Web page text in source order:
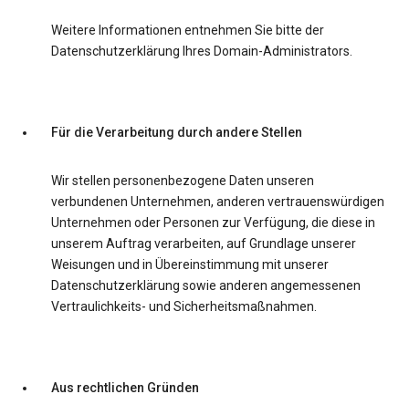
Weitere Informationen entnehmen Sie bitte der
Datenschutzerklärung Ihres Domain-Administrators.
Für die Verarbeitung durch andere Stellen
Wir stellen personenbezogene Daten unseren
verbundenen Unternehmen, anderen vertrauenswürdigen
Unternehmen oder Personen zur Verfügung, die diese in
unserem Auftrag verarbeiten, auf Grundlage unserer
Weisungen und in Übereinstimmung mit unserer
Datenschutzerklärung sowie anderen angemessenen
Vertraulichkeits- und Sicherheitsmaßnahmen.
Aus rechtlichen Gründen